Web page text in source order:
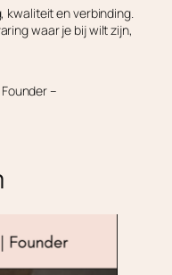
kwaliteit en verbinding.
waar je bij wilt zijn,
–